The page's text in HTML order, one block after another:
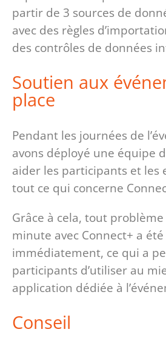
partir de 3 sources de
avec des règles
des contrôles de données
Soutien aux
place
Pendant les journées de
avons déployé une équipe
aider les participants et les
tout ce qui concerne
Grâce à cela, tout
minute avec Connect+ a
immédiatement, ce qui a
participants d’utiliser au
application dédiée à
Conseil